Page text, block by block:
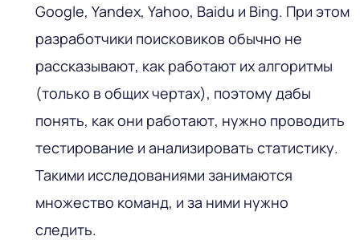
Google, Yandex, Yahoo, Baidu и Bing. При этом
разработчики поисковиков обычно не
рассказывают, как работают их алгоритмы
(только в общих чертах), поэтому дабы
понять, как они работают, нужно проводить
тестирование и анализировать статистику.
Такими исследованиями занимаются
множество команд, и за ними нужно
следить.